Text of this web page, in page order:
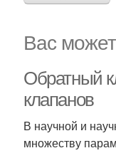
Вас
Обратный
клапанов
В научной и
множеству